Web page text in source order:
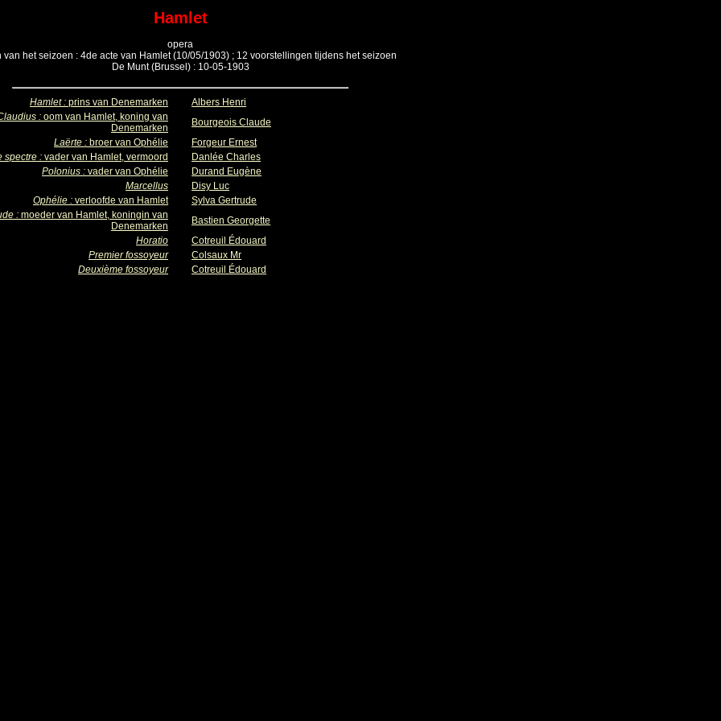
Hamlet
opera
van het seizoen : 4de acte van Hamlet (10/05/1903) ; 12 voorstellingen tijdens het seizoen
De Munt (Brussel) : 10-05-1903
Hamlet : prins van Denemarken
Albers Henri
: oom van Hamlet, koning van
Denemarken
Bourgeois Claude
Laërte : broer van Ophélie
Forgeur Ernest
spectre : vader van Hamlet, vermoord
Danlée Charles
Polonius : vader van Ophélie
Durand Eugène
Marcellus
Disy Luc
Ophélie : verloofde van Hamlet
Sylva Gertrude
: moeder van Hamlet, koningin van
Denemarken
Bastien Georgette
Horatio
Cotreuil Édouard
Premier fossoyeur
Colsaux Mr
Deuxième fossoyeur
Cotreuil Édouard